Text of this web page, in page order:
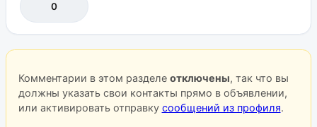
0
Комментарии в этом разделе отключены, так что вы
должны указать свои контакты прямо в объявлении,
или активировать отправку сообщений из профиля.